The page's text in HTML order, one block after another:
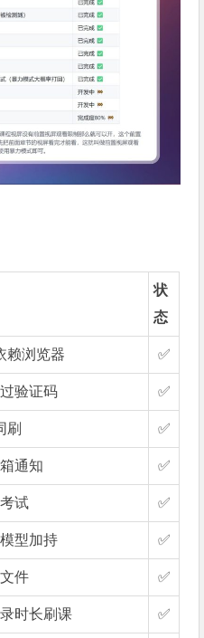
状
态
赖浏览器 ✅
验证码 ✅
刷 ✅
通知 ✅
试 ✅
型加持 ✅
件 ✅
时长刷课 ✅